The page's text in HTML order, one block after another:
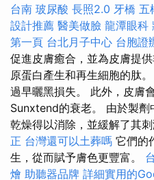
台南 玻尿酸 長照2.0 牙橋 五
設計推薦 醫美做臉 龍潭眼科
第一頁 台北月子中心 台胞證
促進皮膚癒合，並為皮膚提
原蛋白產生和再生細胞的肽
過早曬黑損失。 此外，皮膚
Sunxtend的衰老。 由於製
乾燥得以消除，並緩解了其刺
正 台灣還可以土葬嗎 它們的
生，從而賦予膚色更豐富。
燴 助聽器品牌 詳細實用的